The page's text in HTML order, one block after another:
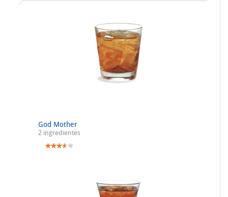
God Mother
2 ingredientes